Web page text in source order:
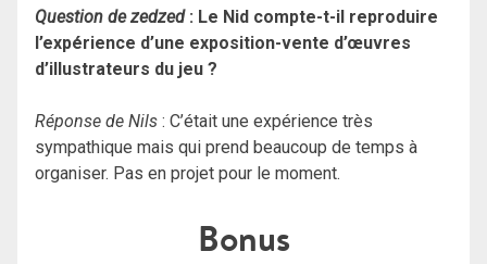
Question de zedzed: Le Nid compte-t-il reproduire
l’expérience d’une exposition-vente d’œuvres
d’illustrateurs du jeu ?
Réponse de Nils : C’était une expérience très
sympathique mais qui prend beaucoup de temps à
organiser. Pas en projet pour le moment.
Bonus